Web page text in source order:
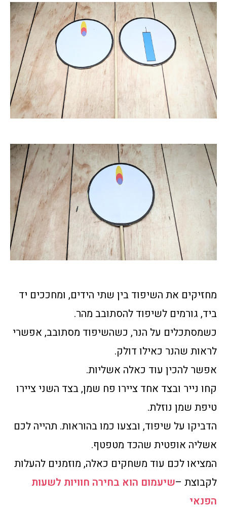
מחזיקים את השיפוד בין שתי הידים, ומחככים יד
ביד, גורמים לשיפוד להסתובב מהר.
כשמסתכלים על הנר, כשהשיפוד מסתובב, אפשרי
לראות שהנר כאילו דולק.
אפשר להכין עוד כאלה אשליות.
קחו נייר ובצד אחד ציירו פח שמן, בצד השני ציירו
טיפת שמן נוזלת.
הדביקו על שיפוד, ובצעו כמו בהוראות. תהייה לכם
אשליה אופטית שהכד מטפטף.
המציאו לכם עוד משחקים כאלה, מוזמנים להעלות
לקבוצת –שיעמום הוא בחירה חוויות לשעות
הפנאי